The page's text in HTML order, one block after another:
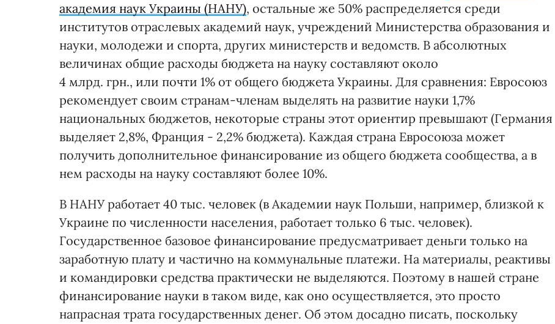
академия наук Украины (НАНУ), остальные же 50% распределяется среди
институтов отраслевых академий наук, учреждений Министерства образования и
науки, молодежи и спорта, других министерств и ведомств. В абсолютных
величинах общие расходы бюджета на науку составляют около
4 млрд. грн., или почти 1% от общего бюджета Украины. Для сравнения: Евросоюз
рекомендует своим странам-членам выделять на развитие науки 1,7%
национальных бюджетов, некоторые страны этот ориентир превышают (Германия
выделяет 2,8%, Франция - 2,2% бюджета). Каждая страна Евросоюза может
получить дополнительное финансирование из общего бюджета сообщества, а в
нем расходы на науку составляют более 10%.
В НАНУ работает 40 тыс. человек (в Академии наук Польши, например, близкой к
Украине по численности населения, работает только 6 тыс. человек).
Государственное базовое финансирование предусматривает деньги только на
заработную плату и частично на коммунальные платежи. На материалы, реактивы
и командировки средства практически не выделяются. Поэтому в нашей стране
финансирование науки в таком виде, как оно осуществляется, это просто
напрасная трата государственных денег. Об этом досадно писать, поскольку